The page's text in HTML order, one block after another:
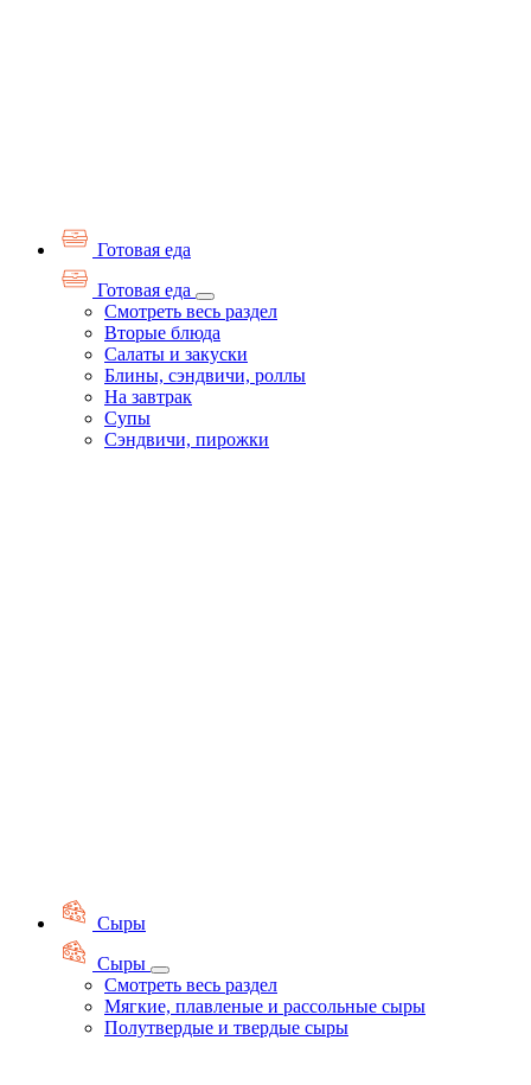
Готовая еда
Готовая еда
Смотреть весь раздел
Вторые блюда
Салаты и закуски
Блины, сэндвичи, роллы
На завтрак
Супы
Сэндвичи, пирожки
Сыры
Сыры
Смотреть весь раздел
Мягкие, плавленые и рассольные сыры
Полутвердые и твердые сыры